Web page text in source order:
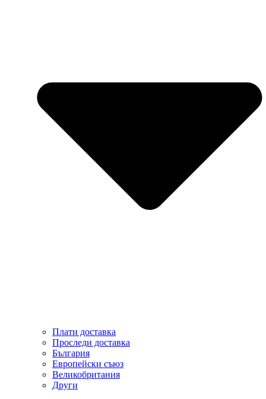
Плати доставка
Проследи доставка
България
Европейски съюз
Великобритания
Други